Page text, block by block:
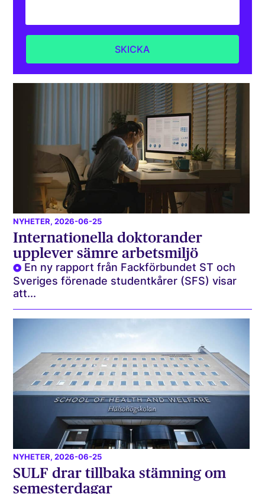
NYHETER, 2026-06-25
Internationella doktorander
upplever sämre arbetsmiljö
En ny rapport från Fackförbundet ST och
Sveriges förenade studentkårer (SFS) visar
att...
NYHETER, 2026-06-25
SULF drar tillbaka stämning om
semesterdagar